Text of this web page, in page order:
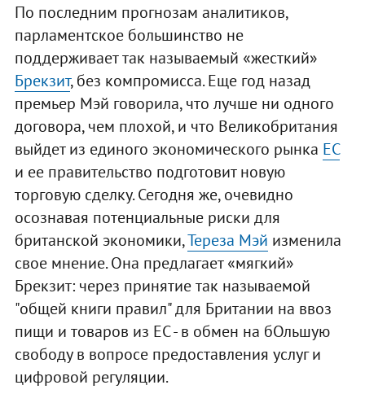
По последним прогнозам аналитиков,
парламентское большинство не
поддерживает так называемый «жесткий»
Брекзит, без компромисса. Еще год назад
премьер Мэй говорила, что лучше ни одного
договора, чем плохой, и что Великобритания
выйдет из единого экономического рынка ЕС
и ее правительство подготовит новую
торговую сделку. Сегодня же, очевидно
осознавая потенциальные риски для
британской экономики,Тереза Мэй изменила
свое мнение. Она предлагает «мягкий»
Брекзит: через принятие так называемой
"общей книги правил" для Британии на ввоз
пищи и товаров из ЕС - в обмен на бОльшую
свободу в вопросе предоставления услуг и
цифровой регуляции.